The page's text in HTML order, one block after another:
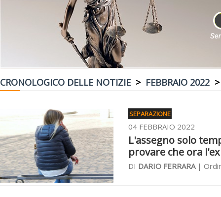
CRONOLOGICO DELLE NOTIZIE > FEBBRAIO 2022
SEPARAZIONE
04 FEBBRAIO 2022
L'assegno solo
provare che ora
DI DARIO FERRARA|